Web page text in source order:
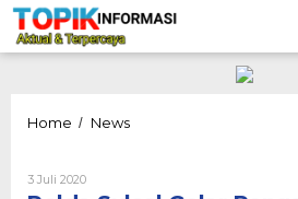
Lewati
konten
Home / NewsPolda
3 Juli 2020Oleh
Admin